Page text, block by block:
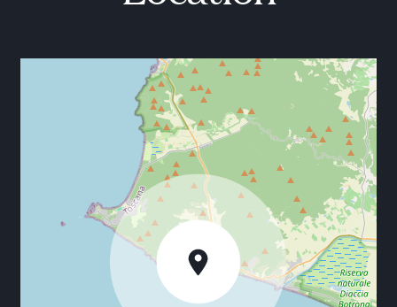
Grosseto (25 km), Florenz (164 km), Pisa (137 km),
Siena (99 km), Lucca (156 km), Rom (205 km).
Für Wellness und Entspannung stehen mehrere
Thermen zur Verfügung, wie die Thermen von
Venturina (41 km), Calidario (44 km), Saturnia (80
km) und Sorano (112 km).
Einige wichtige historische und kulturelle Orte:
- die archäologischen Gebiete von Vetulonia (25 km)
und Roselle (32 km);